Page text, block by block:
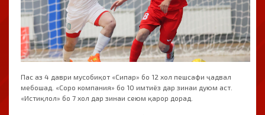
Пас аз 4 даври мусобиқот «Сипар» бо 12 хол пешсафи ҷадвал
мебошад. «Соро компания» бо 10 имтиёз дар зинаи дуюм аст.
«Истиқлол» бо 7 хол дар зинаи сеюм қарор дорад.